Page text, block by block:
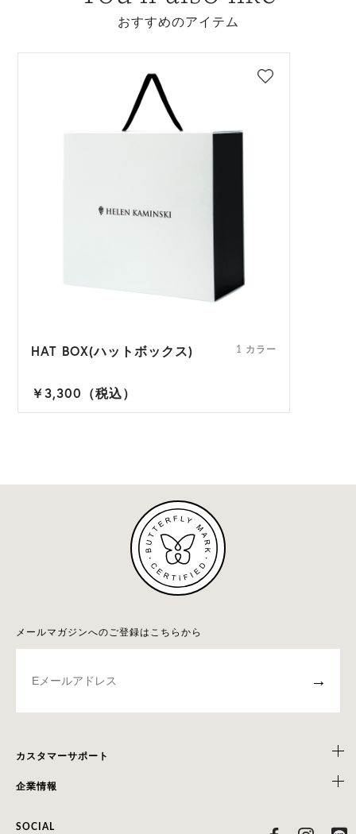
おすすめのアイテム
HAT BOX(ハットボックス) 1 カラー
￥3,300（税込）
メールマガジンへのご登録はこちらから
→
カスタマーサポート
企業情報
SOCIAL